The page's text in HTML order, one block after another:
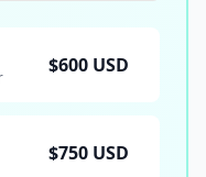
$600 USD
$750 USD